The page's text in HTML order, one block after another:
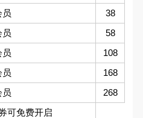
员
38
员
58
员
108
员
168
员
268
可免费开启